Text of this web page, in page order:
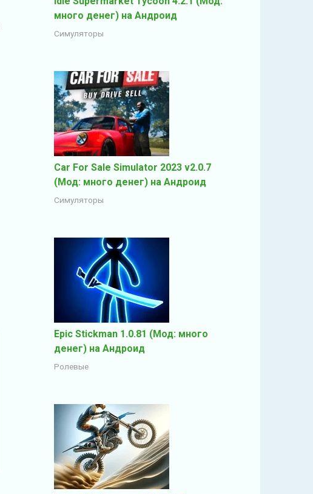
много денег) на Андроид
Симуляторы
Car For Sale Simulator 2023 v2.0.7
(Мод: много денег) на Андроид
Симуляторы
Epic Stickman 1.0.81 (Мод: много
денег) на Андроид
Ролевые